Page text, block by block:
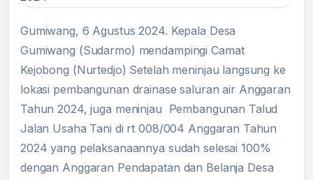
Gumiwang, 6 Agustus 2024. Kepala Desa
Gumiwang (Sudarmo) mendampingi Camat
Kejobong (Nurtedjo) Setelah meninjau langsung ke
lokasi pembangunan drainase saluran air Anggaran
Tahun 2024, juga meninjau Pembangunan Talud
Jalan Usaha Tani di rt 008/004 Anggaran Tahun
2024 yang pelaksanaannya sudah selesai 100%
dengan Anggaran Pendapatan dan Belanja Desa